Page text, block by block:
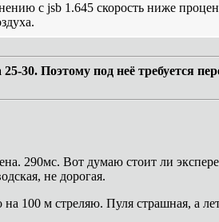
с jsb 1.645 скорость ниже
30. Поэтому под неё требуется
290мс. Вот думаю стоит ли
не дорогая.
100 м стреляю. Пуля страшная, а